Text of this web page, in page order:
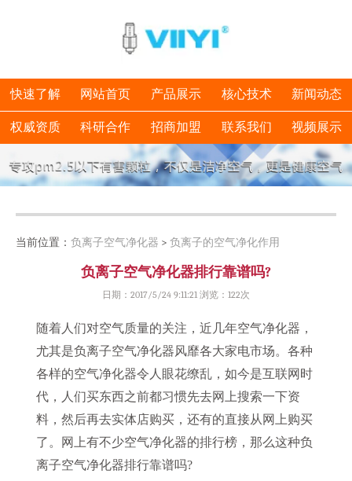
快速了解 网站首页 产品展示 核心技术 新闻动态
权威资质 科研合作 招商加盟 联系我们 视频展示
当前位置： 负离子空气净化器 > 负离子的空气净化作用
负离子空气净化器排行靠谱吗?
日期：2017/5/24 9:11:21 浏览： 122次
随着人们对空气质量的关注，近几年空气净化器，
尤其是负离子空气净化器风靡各大家电市场。各种
各样的空气净化器令人眼花缭乱，如今是互联网时
代，人们买东西之前都习惯先去网上搜索一下资
料，然后再去实体店购买，还有的直接从网上购买
了。网上有不少空气净化器的排行榜，那么这种负
离子空气净化器排行靠谱吗?